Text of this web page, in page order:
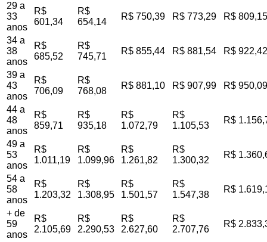
29 a
33
anos
R$
601,34
R$
654,14
R$ 750,39 R$ 773,29 R$ 809,15
34 a
38
anos
R$
685,52
R$
745,71
R$ 855,44 R$ 881,54 R$ 922,42
39 a
43
anos
R$
706,09
R$
768,08
R$ 881,10 R$ 907,99 R$ 950,09
44 a
48
anos
R$
859,71
R$
935,18
R$
1.072,79
R$
1.105,53
R$
49 a
53
anos
R$
1.011,19
R$
1.099,96
R$
1.261,82
R$
1.300,32
R$
54 a
58
anos
R$
1.203,32
R$
1.308,95
R$
1.501,57
R$
1.547,38
R$
+ de
59
anos
R$
2.105,69
R$
2.290,53
R$
2.627,60
R$
2.707,76
R$